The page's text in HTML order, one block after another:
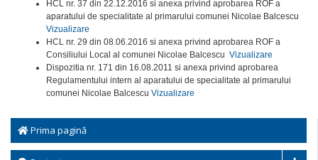
Prima pagină
HCL nr. 37 din 22.12.2016 si anexa privind aprobarea ROF a
aparatului de specialitate al primarului comunei Nicolae Balcescu
Vizualizare
HCL nr. 29 din 08.06.2016 si anexa privind aprobarea ROF a
Consiliului Local al comunei Nicolae Balcescu Vizualizare
Dispozitia nr. 171 din 16.08.2011 si anexa privind aprobarea
Regulamentului intern al aparatului de specialitate al primarului
comunei Nicolae Balcescu Vizualizare